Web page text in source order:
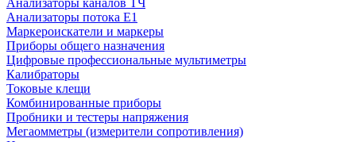
Анализаторы каналов ТЧ
Анализаторы потока Е1
Маркероискатели и маркеры
Приборы общего назначения
Цифровые профессиональные мультиметры
Калибраторы
Токовые клещи
Комбинированные приборы
Пробники и тестеры напряжения
Мегаомметры (измерители сопротивления)